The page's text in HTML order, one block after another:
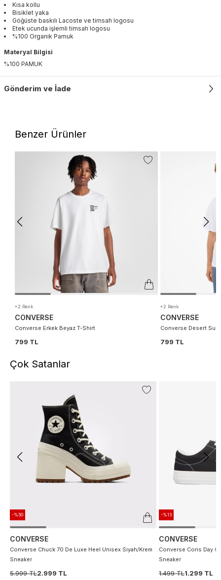
Kısa kollu
Bisiklet yaka
Göğüste baskılı Lacoste ve timsah logosu
Etek ucunda işlemli timsah logosu
%100 Organik Pamuk
Materyal Bilgisi
%100 PAMUK
Gönderim ve İade
Benzer Ürünler
+2 Renk
CONVERSE
Converse Erkek Beyaz T-Shirt
799 TL
+2 Renk
CONVERSE
Converse Desert
799 TL
Çok Satanlar
-%50
CONVERSE
Converse Chuck 70 De Luxe Heel Unisex Siyah/Krem
Sneaker
5.999 TL2.999 TL
-%13
CONVERSE
Converse Cons Day
Sneaker
1.499 TL1.299 TL